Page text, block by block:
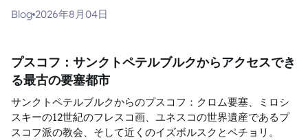
Blog 2026年8月04日
プスコフ：サンクトペテルブルクからアクセスでき
る最古の要塞都市
サンクトペテルブルクからのプスコフ：クロム要塞、ミロシ
スキーの12世紀のフレスコ画、ユネスコの世界遺産であるプ
スコフ派の教会、そして近くのイズボルスクとペチョリ。